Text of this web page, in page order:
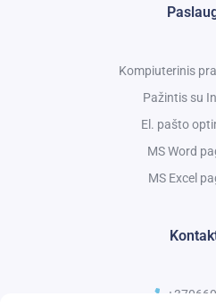
Kompiuterinis
Pažintis su
El. pašto
MS Word
MS Excel